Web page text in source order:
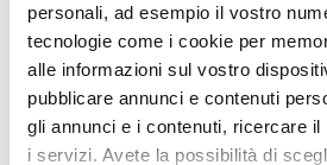
personali, ad esempio il vostro
tecnologie come i cookie per
alle informazioni sul vostro
pubblicare annunci e contenuti
gli annunci e i contenuti, ricercare il
i servizi. Avete la possibilità di